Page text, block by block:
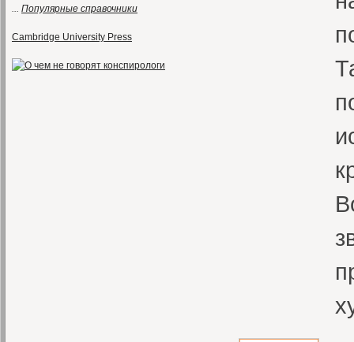
... Популярные справочники
Cambridge University Press